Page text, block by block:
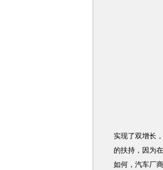
实现了双增长
的扶持，因为
如何，汽车厂